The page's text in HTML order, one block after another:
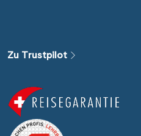
Zu Trustpilot
Alle Gewässer
Alle Schiffe